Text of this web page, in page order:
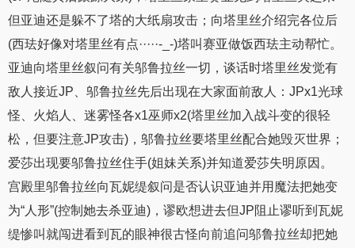
但亚迪还是躲不了塔的大纸扇攻击；向塔里丝介绍完各位后
(西珐好像对塔里丝有点·····-_-)塔叫赛亚做饭西珐主动帮忙。
亚迪向塔里丝叙问有关邬鲁拉丝一切，谈话时塔里丝发觉有
敌人接近JP、邬鲁拉丝先后出现在大家面前敌人：JPx1光球
怪、火焰人、迷雾怪各x1巫师x2(塔里丝加入战斗变的很轻
松，但要注意JP攻击)，邬鲁拉丝要塔里丝配合她毁灭世界；
爱莎出现要邬鲁拉丝住手(姐妹关系)并知道爱莎失明原因。
宫殿里邬鲁拉丝向瓦妮缇叙问是否认识亚迪并用魔法把她变
为“人形”(控制她去杀亚迪)，谬欧想进去但JP阻止谬听到瓦妮
缇惨叫就闯进看到瓦的眼神很古怪向前追问邬鲁拉丝却把她